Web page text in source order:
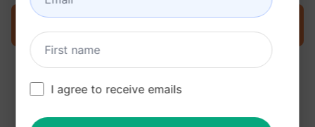
I agree to receive emails